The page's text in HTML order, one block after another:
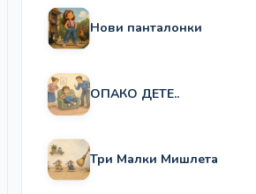
Нови панталонки
ОПАКО ДЕТЕ..
Три Малки Мишлета